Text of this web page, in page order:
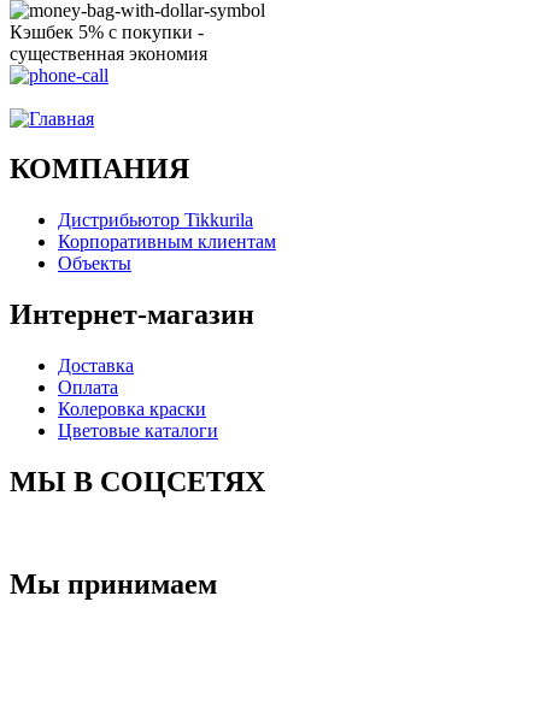
Кэшбек 5% с покупки -
существенная экономия
КОМПАНИЯ
Дистрибьютор Tikkurila
Корпоративным клиентам
Объекты
Интернет-магазин
Доставка
Оплата
Колеровка краски
Цветовые каталоги
МЫ В СОЦСЕТЯХ
Мы принимаем